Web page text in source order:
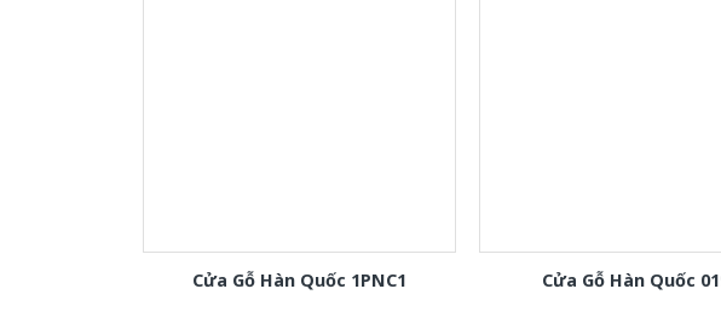
Cửa Gỗ Hàn Quốc 1PNC1 Cửa Gỗ Hàn Quốc